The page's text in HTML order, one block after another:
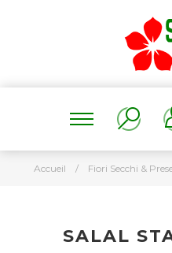
Accueil / Fiori Secchi &
SALAL